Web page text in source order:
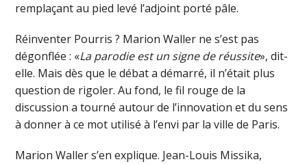
remplaçant au pied levé l’adjoint porté pâle.
Réinventer Pourris ? Marion Waller ne s’est pas
dégonflée : «La parodie est un signe de réussite», dit-
elle. Mais dès que le débat a démarré, il n’était plus
question de rigoler. Au fond, le fil rouge de la
discussion a tourné autour de l’innovation et du sens
à donner à ce mot utilisé à l’envi par la ville de Paris.
Marion Waller s’en explique. Jean-Louis Missika,